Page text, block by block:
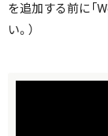
を追加する前に「
い。）